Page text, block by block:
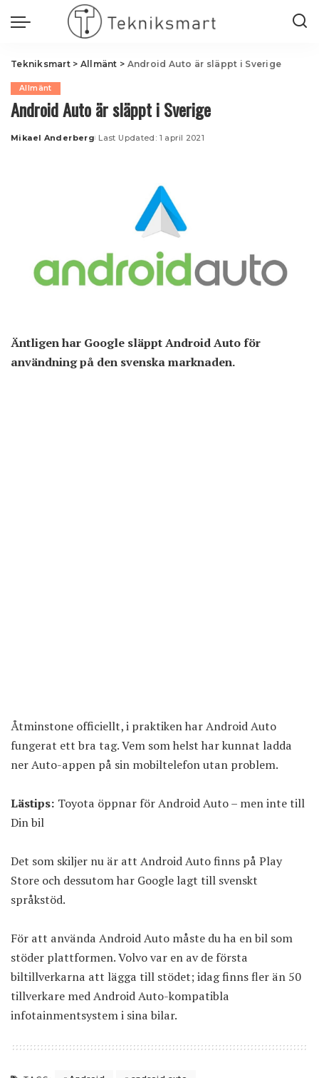
Tekniksmart> Allmänt > Android Auto är släppt i Sverige
Allmänt
Android Auto är släppt i Sverige
Posted
Mikael Anderberg Last Updated: 1 april 2021
Äntligen har Google släppt Android Auto för
användning på den svenska marknaden.
Åtminstone officiellt, i praktiken har Android Auto
fungerat ett bra tag. Vem som helst har kunnat ladda
ner Auto-appen på sin mobiltelefon utan problem.
Lästips: Toyota öppnar för Android Auto – men inte till
Din bil
Det som skiljer nu är att Android Auto finns på Play
Store och dessutom har Google lagt till svenskt
språkstöd.
För att använda Android Auto måste du ha en bil som
stöder plattformen. Volvo var en av de första
biltillverkarna att lägga till stödet; idag finns fler än 50
tillverkare med Android Auto-kompatibla
infotainmentsystem i sina bilar.